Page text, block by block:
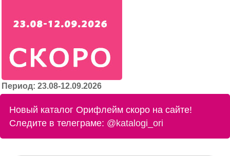
Период: 23.08-12.09.2026
Новый каталог Орифлейм скоро на сайте!
Следите в телеграме: @katalogi_ori